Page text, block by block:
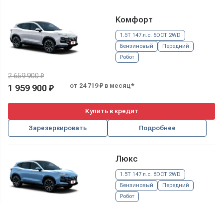
Комфорт
1.5T 147 л.с. 6DCT 2WD
Бензиновый
Передний
Робот
2 659 900 ₽
1 959 900 ₽ от 24 719 ₽ в месяц*
Купить в кредит
Зарезервировать Подробнее
Люкс
1.5T 147 л.с. 6DCT 2WD
Бензиновый
Передний
Робот